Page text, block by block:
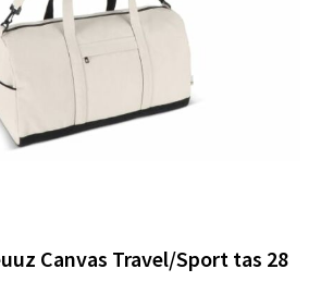
Canvas Travel/Sport tas 28